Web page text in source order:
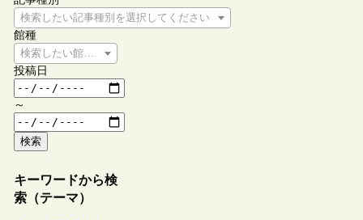
検索したい記事種別を選択してください
館種
検索したい館種を選択してください
投稿日
～
検索
キーワードから検
索（テーマ）